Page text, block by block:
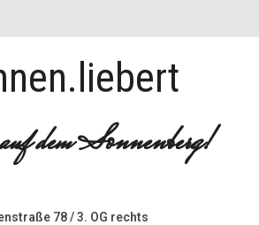
dem Sonnenberg!
78 / 3. OG rechts